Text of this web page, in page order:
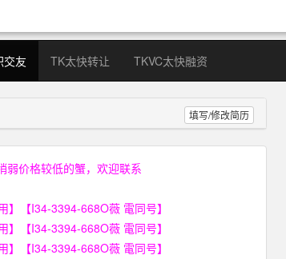
交友 TK太快转让 TKVC太快融资
填写/修改简历
弱价格较低的蟹，欢迎联系
【I34-3394-668O薇 電同号】
【I34-3394-668O薇 電同号】
【I34-3394-668O薇 電同号】